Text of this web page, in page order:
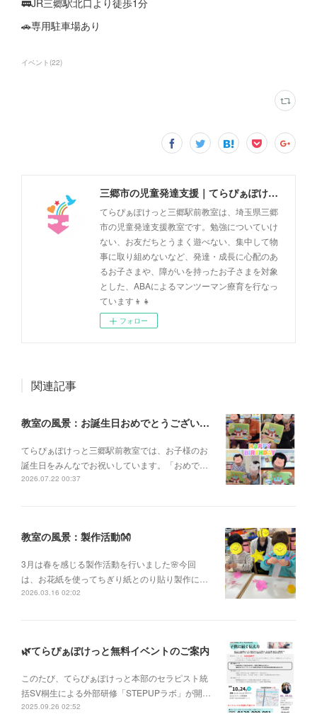
🚃JR三郷駅北口より徒歩1分
🚗専用駐車場あり
イベント (22)
三郷市の児童発達支援｜てらぴぁぽけっと三郷駅前教室
てらぴぁぽけっと三郷駅前教室は、埼玉県三郷
市の児童発達支援教室です。勉強についていけ
ない、お友だちとうまく遊べない、集中して物
事に取り組めないなど、発達・成長に心配のあ
るお子さまや、障がいを持ったお子さまを対象
とした、ABAによるマンツーマン療育を行なっ
ています👦👧
フォロー
関連記事
教室の風景：お誕生日おめでとうございます🎂🎉
てらぴぁぽけっと三郷駅前教室では、お子様のお
誕生日をみんなでお祝いしています。「おめで…
2026.07.22 00:37
教室の風景：製作活動👐
3月は春を感じる製作活動を行いました🌸今回
は、お花紙を使ってちぎり紙とのり貼り製作に…
2026.03.16 02:02
🌿てらぴぁぽけっと無料イベントのご案内
このたび、てらぴぁぽけっと本部のセラピスト統
括SV桐生による外部研修「STEPUPラボ」が開…
2025.09.26 02:52